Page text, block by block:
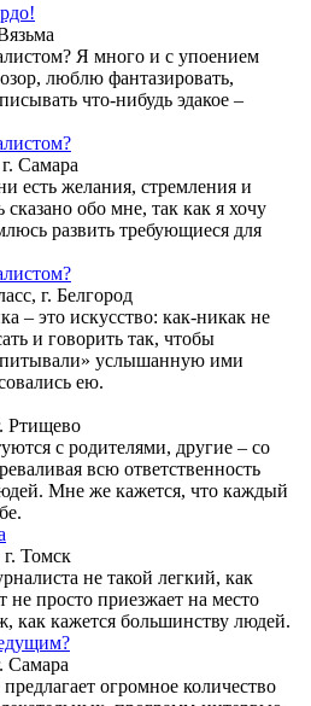
Я много и с упоением
люблю фантазировать,
что-нибудь эдакое –
Самара
есть желания, стремления и
обо мне, так как я хочу
развить требующиеся для
г. Белгород
– это искусство: как-никак не
и говорить так, чтобы
услышанную ими
ею.
Ртищево
с родителями, другие – со
всю ответственность
Мне же кажется, что каждый
Томск
не такой легкий, как
просто приезжает на место
как кажется большинству людей.
Самара
огромное количество